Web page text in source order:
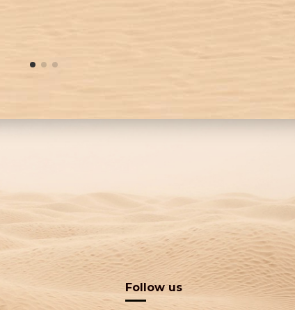
Follow us